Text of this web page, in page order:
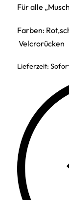
Für alle
Farben:
Velcrorücken
Lieferzeit: